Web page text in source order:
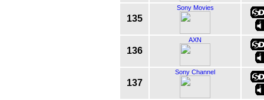
135
Sony Movies
136
AXN
137
Sony Channel